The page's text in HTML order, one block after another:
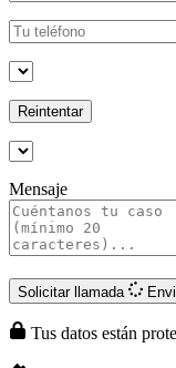
Reintentar
Mensaje
Solicitar llamada
Tus datos están